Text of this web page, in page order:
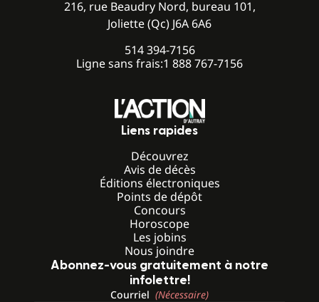
216, rue Beaudry Nord, bureau 101,
Joliette (Qc) J6A 6A6
514 394-7156
Ligne sans frais:1 888 767-7156
Liens rapides
Découvrez
Avis de décès
Éditions électroniques
Points de dépôt
Concours
Horoscope
Les jobins
Nous joindre
Abonnez-vous gratuitement à notre
infolettre!
Courriel (Nécessaire)